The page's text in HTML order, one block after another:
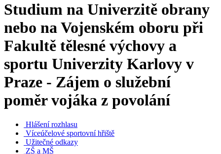
Studium na Univerzitě obrany
nebo na Vojenském oboru při
Fakultě tělesné výchovy a
sportu Univerzity Karlovy v
Praze - Zájem o služební
poměr vojáka z povolání
Hlášení rozhlasu
Víceúčelové sportovní hřiště
Užitečné odkazy
ZŠ a MŠ